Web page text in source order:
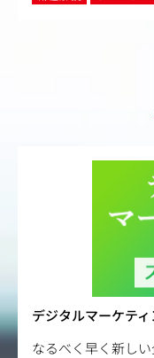
デジタルマーケテ
なるべく早く新し